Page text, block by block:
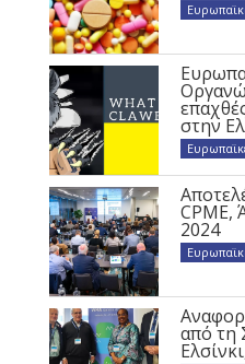
στην
CPME,
2024
από τη